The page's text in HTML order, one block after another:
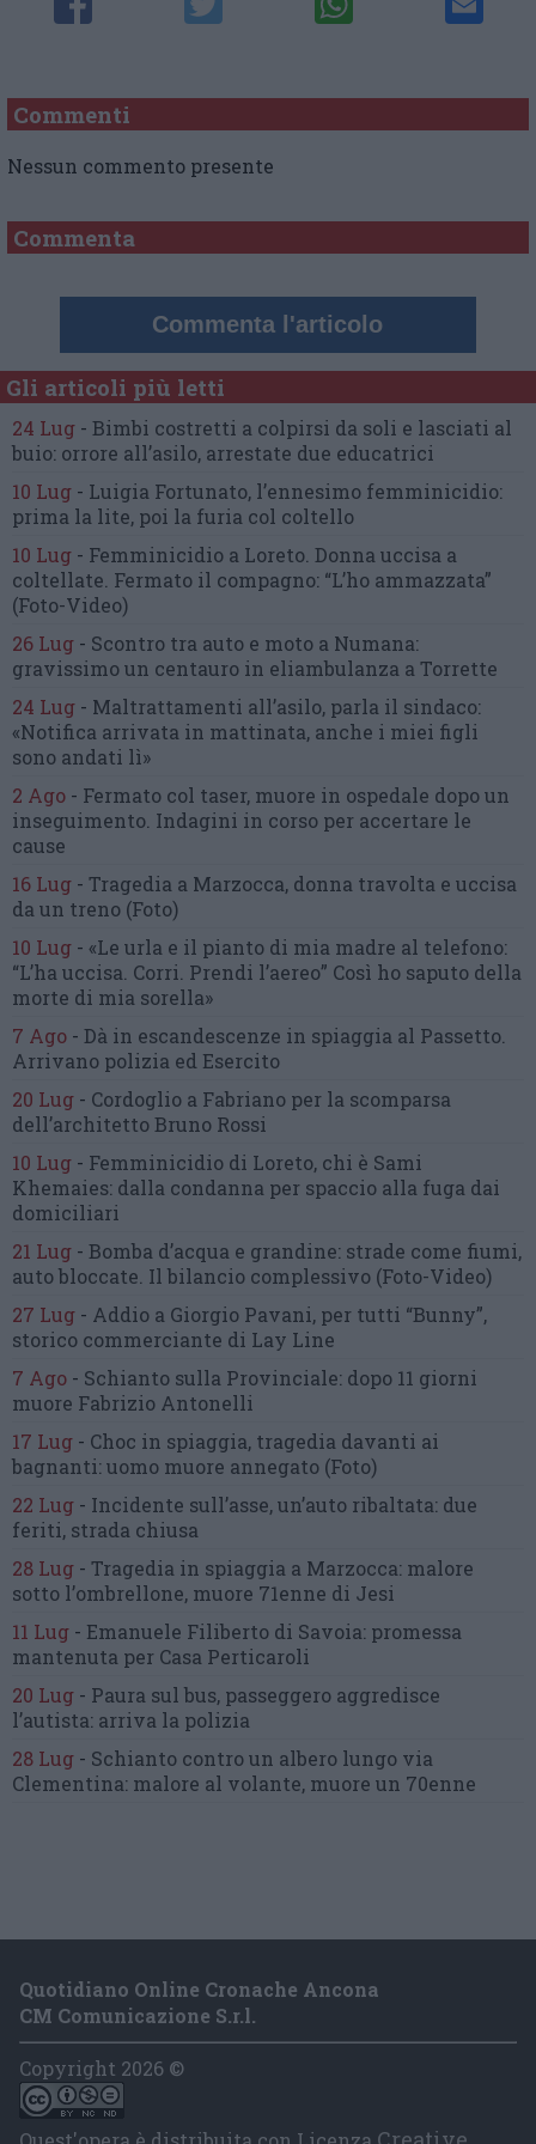
Commenti
Nessun commento presente
Commenta
Commenta l'articolo
Gli articoli più letti
24 Lug - Bimbi costretti a colpirsi da soli e lasciati al
buio: orrore all’asilo, arrestate due educatrici
10 Lug - Luigia Fortunato, l’ennesimo femminicidio:
prima la lite, poi la furia col coltello
10 Lug - Femminicidio a Loreto. Donna uccisa a
coltellate. Fermato il compagno: “L’ho ammazzata”
(Foto-Video)
26 Lug - Scontro tra auto e moto a Numana:
gravissimo un centauro in eliambulanza a Torrette
24 Lug - Maltrattamenti all’asilo, parla il sindaco:
«Notifica arrivata in mattinata, anche i miei figli
sono andati lì»
2 Ago - Fermato col taser, muore in ospedale dopo un
inseguimento. Indagini in corso per accertare le
cause
16 Lug - Tragedia a Marzocca, donna travolta e uccisa
da un treno (Foto)
10 Lug - «Le urla e il pianto di mia madre al telefono:
“L’ha uccisa. Corri. Prendi l’aereo” Così ho saputo della
morte di mia sorella»
7 Ago - Dà in escandescenze in spiaggia al Passetto.
Arrivano polizia ed Esercito
20 Lug - Cordoglio a Fabriano per la scomparsa
dell’architetto Bruno Rossi
10 Lug - Femminicidio di Loreto, chi è Sami
Khemaies: dalla condanna per spaccio alla fuga dai
domiciliari
21 Lug - Bomba d’acqua e grandine: strade come fiumi,
auto bloccate. Il bilancio complessivo (Foto-Video)
27 Lug - Addio a Giorgio Pavani, per tutti “Bunny”,
storico commerciante di Lay Line
7 Ago - Schianto sulla Provinciale: dopo 11 giorni
muore Fabrizio Antonelli
17 Lug - Choc in spiaggia, tragedia davanti ai
bagnanti:uomo muore annegato (Foto)
22 Lug - Incidente sull’asse, un’auto ribaltata: due
feriti, strada chiusa
28 Lug - Tragedia in spiaggia a Marzocca: malore
sotto l’ombrellone, muore 71enne di Jesi
11 Lug - Emanuele Filiberto di Savoia: promessa
mantenuta per Casa Perticaroli
20 Lug - Paura sul bus, passeggero aggredisce
l’autista: arriva la polizia
28 Lug - Schianto contro un albero lungo via
Clementina: malore al volante, muore un 70enne
Quotidiano Online Cronache Ancona
CM Comunicazione S.r.l.
Copyright 2026 ©